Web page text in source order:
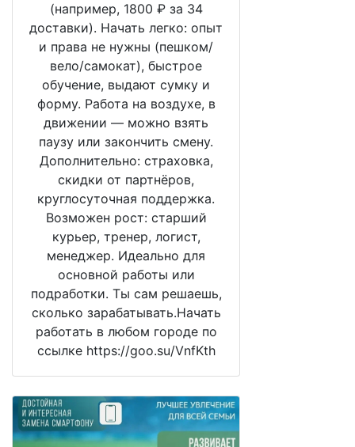
(например, 1800 ₽ за 34
доставки). Начать легко: опыт
и права не нужны (пешком/
вело/самокат), быстрое
обучение, выдают сумку и
форму. Работа на воздухе, в
движении — можно взять
паузу или закончить смену.
Дополнительно: страховка,
скидки от партнёров,
круглосуточная поддержка.
Возможен рост: старший
курьер, тренер, логист,
менеджер. Идеально для
основной работы или
подработки. Ты сам решаешь,
сколько зарабатывать.Начать
работать в любом городе по
ссылке https://goo.su/VnfKth